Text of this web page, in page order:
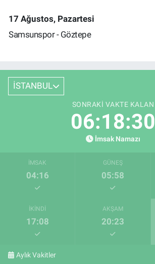
17 Ağustos, Pazartesi
Samsunspor - Göztepe
İSTANBUL
SONRAKI VAKTE KALAN
06:18:29
İmsak Namazı
İMSAK
04:16
GÜNEŞ
05:58
İKINDI
17:08
AKŞAM
20:23
Aylık Vakitler